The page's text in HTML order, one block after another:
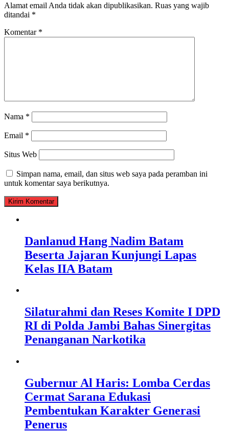
Alamat email Anda tidak akan dipublikasikan. Ruas yang wajib
ditandai *
Komentar *
Nama *
Email *
Situs Web
Simpan nama, email, dan situs web saya pada peramban ini
untuk komentar saya berikutnya.
Danlanud Hang Nadim Batam
Beserta Jajaran Kunjungi Lapas
Kelas IIA Batam
Silaturahmi dan Reses Komite I DPD
RI di Polda Jambi Bahas Sinergitas
Penanganan Narkotika
Gubernur Al Haris: Lomba Cerdas
Cermat Sarana Edukasi
Pembentukan Karakter Generasi
Penerus